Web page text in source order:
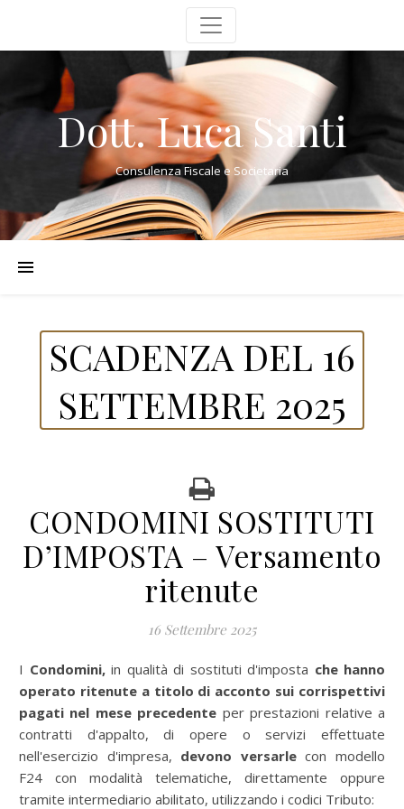
Dott. Luca Santi
Consulenza Fiscale e Societaria
SCADENZA DEL 16
SETTEMBRE 2025
CONDOMINI SOSTITUTI
D’IMPOSTA – Versamento
ritenute
16 Settembre 2025
I Condomini,in qualità di sostituti d'imposta che hanno
operato ritenute a titolo di acconto sui corrispettivi
pagati nel mese precedente per prestazioni relative a
contratti d'appalto, di opere o servizi effettuate
nell'esercizio d'impresa, devono versarlecon modello
F24 con modalità telematiche, direttamente oppure
tramite intermediario abilitato, utilizzando i codici Tributo: